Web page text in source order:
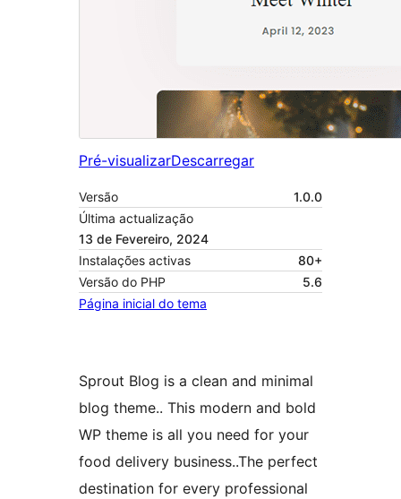
Pré-visualizarDescarregar
Versão
1.0.0
Última actualização
13 de Fevereiro, 2024
Instalações activas
80+
Versão do PHP
5.6
Página inicial do tema
Sprout Blog is a clean and minimal
blog theme.. This modern and bold
WP theme is all you need for your
food delivery business..The perfect
destination for every professional